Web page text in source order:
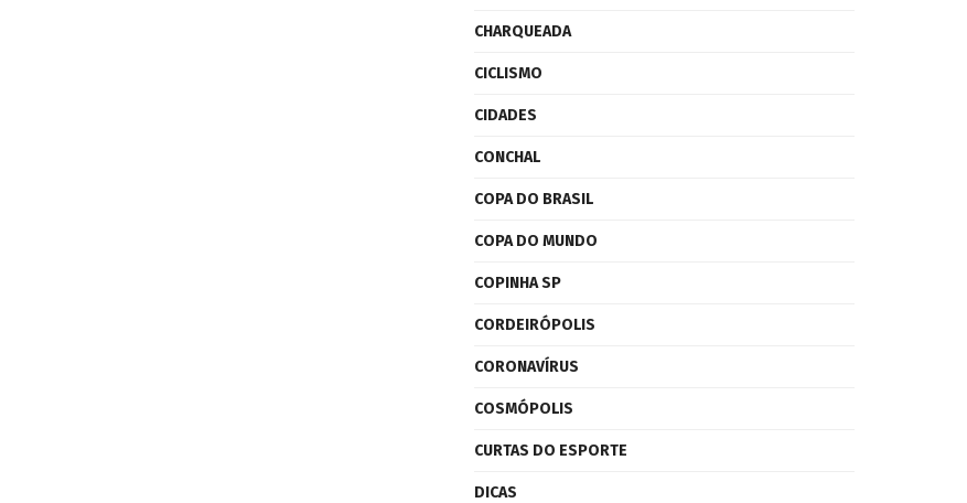
CHARQUEADA
CICLISMO
CIDADES
CONCHAL
COPA DO BRASIL
COPA DO MUNDO
COPINHA SP
CORDEIRÓPOLIS
CORONAVÍRUS
COSMÓPOLIS
CURTAS DO ESPORTE
DICAS